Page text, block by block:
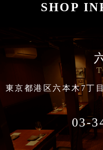
SHOP
東京都港区六本木7丁
03-